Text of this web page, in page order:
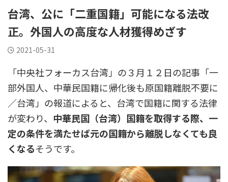
台湾、公に「二重国籍」可能になる法改
正。外国人の高度な人材獲得めざす
2021-05-31
「中央社フォーカス台湾」の３月１２日の記事「一
部外国人、中華民国籍に帰化後も原国籍離脱不要に
／台湾」の報道によると、台湾で国籍に関する法律
が変わり、 中華民国（台湾）国籍を取得する際、一
定の条件を満たせば元の国籍から離脱しなくても良
くなるそうです。